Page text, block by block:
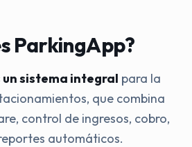
ParkingApp?
un sistema integral para la
que combina
control de ingresos, cobro,
automáticos.